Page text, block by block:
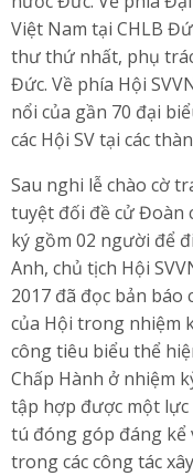
Việt Nam tại CHLB
thư thứ nhất, phụ
Đức. Về phía Hội
nổi của gần 70 đại
các Hội SV tại các
Sau nghi lễ chào cờ
tuyệt đối đề cử Đoàn
ký gồm 02 người để
Anh, chủ tịch Hội
2017 đã đọc bản
của Hội trong nhiệm
công tiêu biểu thể
Chấp Hành ở nhiệm
tập hợp được một
tú đóng góp đáng
trong các công tác